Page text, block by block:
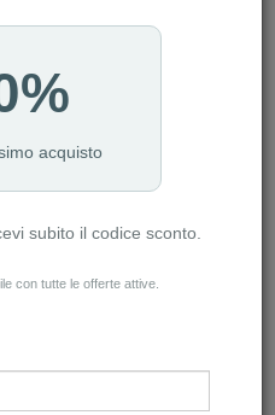
acquisto
subito il codice sconto.
con tutte le offerte attive.